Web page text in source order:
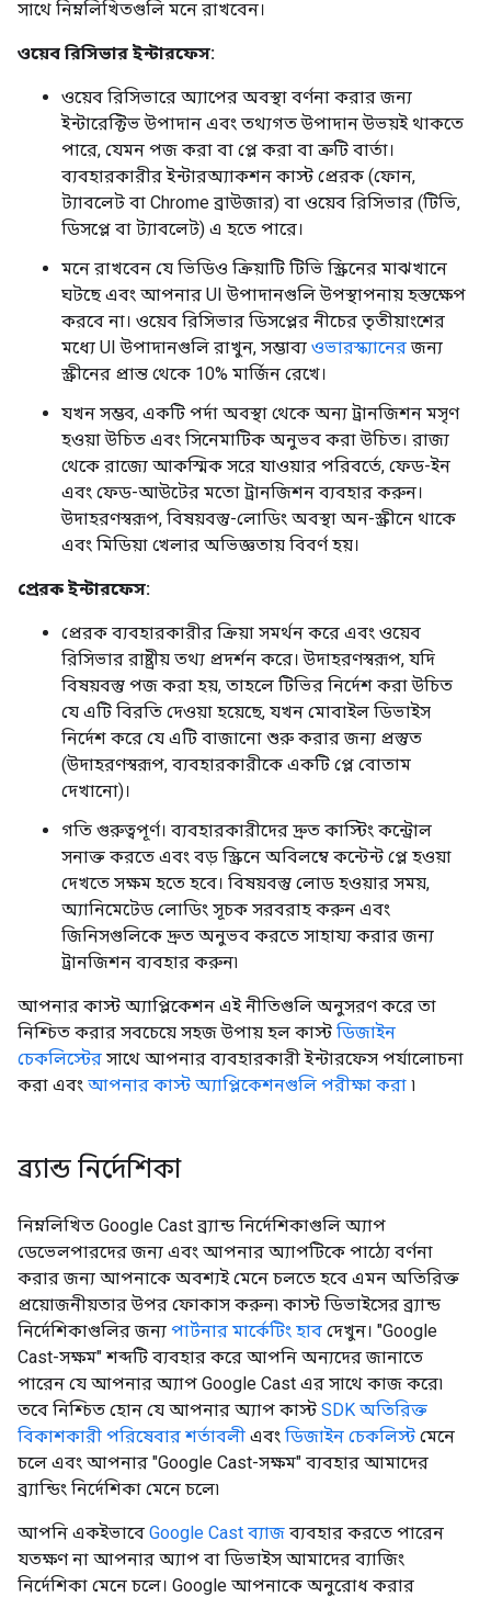
সাথে নিম্নলিখিতগুলি মনে রাখবেন।
ওয়েব রিসিভার ইন্টারফেস:
ওয়েব রিসিভারে অ্যাপের অবস্থা বর্ণনা করার জন্য
ইন্টারেক্টিভ উপাদান এবং তথ্যগত উপাদান উভয়ই থাকতে
পারে, যেমন পজ করা বা প্লে করা বা ত্রুটি বার্তা।
ব্যবহারকারীর ইন্টারঅ্যাকশন কাস্ট প্রেরক (ফোন,
ট্যাবলেট বা Chrome ব্রাউজার) বা ওয়েব রিসিভার (টিভি,
ডিসপ্লে বা ট্যাবলেট) এ হতে পারে।
মনে রাখবেন যে ভিডিও ক্রিয়াটি টিভি স্ক্রিনের মাঝখানে
ঘটছে এবং আপনার UI উপাদানগুলি উপস্থাপনায় হস্তক্ষেপ
করবে না। ওয়েব রিসিভার ডিসপ্লের নীচের তৃতীয়াংশের
মধ্যে UI উপাদানগুলি রাখুন, সম্ভাব্য ওভারস্ক্যানেরজন্য
স্ক্রীনের প্রান্ত থেকে 10% মার্জিন রেখে।
যখন সম্ভব, একটি পর্দা অবস্থা থেকে অন্য ট্রানজিশন মসৃণ
হওয়া উচিত এবং সিনেমাটিক অনুভব করা উচিত। রাজ্য
থেকে রাজ্যে আকস্মিক সরে যাওয়ার পরিবর্তে, ফেড-ইন
এবং ফেড-আউটের মতো ট্রানজিশন ব্যবহার করুন।
উদাহরণস্বরূপ, বিষয়বস্তু-লোডিং অবস্থা অন-স্ক্রীনে থাকে
এবং মিডিয়া খেলার অভিজ্ঞতায় বিবর্ণ হয়।
প্রেরক ইন্টারফেস:
প্রেরক ব্যবহারকারীর ক্রিয়া সমর্থন করে এবং ওয়েব
রিসিভার রাষ্ট্রীয় তথ্য প্রদর্শন করে। উদাহরণস্বরূপ, যদি
বিষয়বস্তু পজ করা হয়, তাহলে টিভির নির্দেশ করা উচিত
যে এটি বিরতি দেওয়া হয়েছে, যখন মোবাইল ডিভাইস
নির্দেশ করে যে এটি বাজানো শুরু করার জন্য প্রস্তুত
(উদাহরণস্বরূপ, ব্যবহারকারীকে একটি প্লে বোতাম
দেখানো)।
গতি গুরুত্বপূর্ণ। ব্যবহারকারীদের দ্রুত কাস্টিং কন্ট্রোল
সনাক্ত করতে এবং বড় স্ক্রিনে অবিলম্বে কন্টেন্ট প্লে হওয়া
দেখতে সক্ষম হতে হবে। বিষয়বস্তু লোড হওয়ার সময়,
অ্যানিমেটেড লোডিং সূচক সরবরাহ করুন এবং
জিনিসগুলিকে দ্রুত অনুভব করতে সাহায্য করার জন্য
ট্রানজিশন ব্যবহার করুন৷
আপনার কাস্ট অ্যাপ্লিকেশন এই নীতিগুলি অনুসরণ করে তা
নিশ্চিত করার সবচেয়ে সহজ উপায় হল কাস্ট ডিজাইন
চেকলিস্টের সাথে আপনার ব্যবহারকারী ইন্টারফেস পর্যালোচনা
করা এবং আপনার কাস্ট অ্যাপ্লিকেশনগুলি পরীক্ষা করা ৷
ব্র্যান্ড নির্দেশিকা
নিম্নলিখিত Google Cast ব্র্যান্ড নির্দেশিকাগুলি অ্যাপ
ডেভেলপারদের জন্য এবং আপনার অ্যাপটিকে পাঠ্যে বর্ণনা
করার জন্য আপনাকে অবশ্যই মেনে চলতে হবে এমন অতিরিক্ত
প্রয়োজনীয়তার উপর ফোকাস করুন৷ কাস্ট ডিভাইসের ব্র্যান্ড
নির্দেশিকাগুলির জন্য পার্টনার মার্কেটিং হাব দেখুন। "Google
Cast-সক্ষম" শব্দটি ব্যবহার করে আপনি অন্যদের জানাতে
পারেন যে আপনার অ্যাপ Google Cast এর সাথে কাজ করে৷
তবে নিশ্চিত হোন যে আপনার অ্যাপ কাস্ট SDK অতিরিক্ত
বিকাশকারী পরিষেবার শর্তাবলী এবং ডিজাইন চেকলিস্ট মেনে
চলে এবং আপনার "Google Cast-সক্ষম" ব্যবহার আমাদের
ব্র্যান্ডিং নির্দেশিকা মেনে চলে৷
আপনি একইভাবে Google Cast ব্যাজ ব্যবহার করতে পারেন
যতক্ষণ না আপনার অ্যাপ বা ডিভাইস আমাদের ব্যাজিং
নির্দেশিকা মেনে চলে। Google আপনাকে অনুরোধ করার